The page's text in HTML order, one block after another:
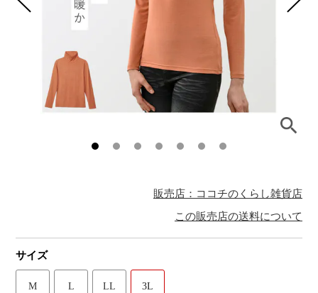
販売店：ココチのくらし雑貨店
この販売店の送料について
サイズ
M L LL 3L